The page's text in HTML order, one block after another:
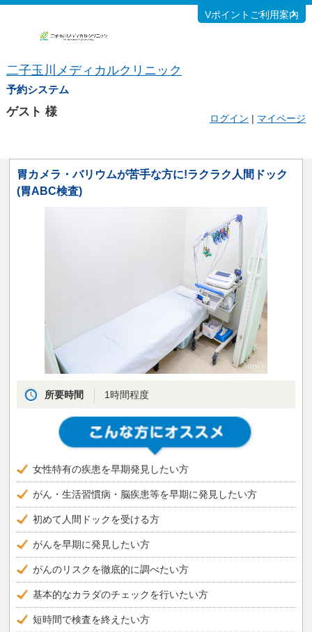
二子玉川メディカルクリニック
予約システム
Vポイントご利用案内
ゲスト 様 ログイン | マイページ
胃カメラ・バリウムが苦手な方に!ラクラク人間ドック
(胃ABC検査)
所要時間 1時間程度
女性特有の疾患を早期発見したい方
がん・生活習慣病・脳疾患等を早期に発見したい方
初めて人間ドックを受ける方
がんを早期に発見したい方
がんのリスクを徹底的に調べたい方
基本的なカラダのチェックを行いたい方
短時間で検査を終えたい方